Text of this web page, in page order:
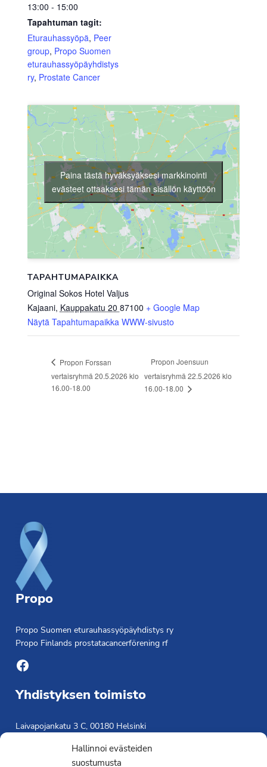
Hallinnoi evästeiden
suostumusta
13:00 - 15:00
Tapahtuman tagit:
Eturauhassyöpä, Peer
group, Propo Suomen
eturauhassyöpäyhdistys
ry, Prostate Cancer
TAPAHTUMAPAIKKA
Original Sokos Hotel Valjus
Kajaani, Kauppakatu 20 87100 + Google Map
Näytä Tapahtumapaikka WWW-sivusto
Paina tästä hyväksyäksesi markkinointi
evästeet ottaaksesi tämän sisällön käyttöön
Propon Forssan
vertaisryhmä 20.5.2026 klo
16.00-18.00
Propon Joensuun
vertaisryhmä 22.5.2026 klo
16.00-18.00
Propo
Propo Suomen eturauhassyöpäyhdistys ry
Propo Finlands prostatacancerförening rf
Facebook
Yhdistyksen toimisto
Laivapojankatu 3 C, 00180 Helsinki
Saavutettavuusseloste »